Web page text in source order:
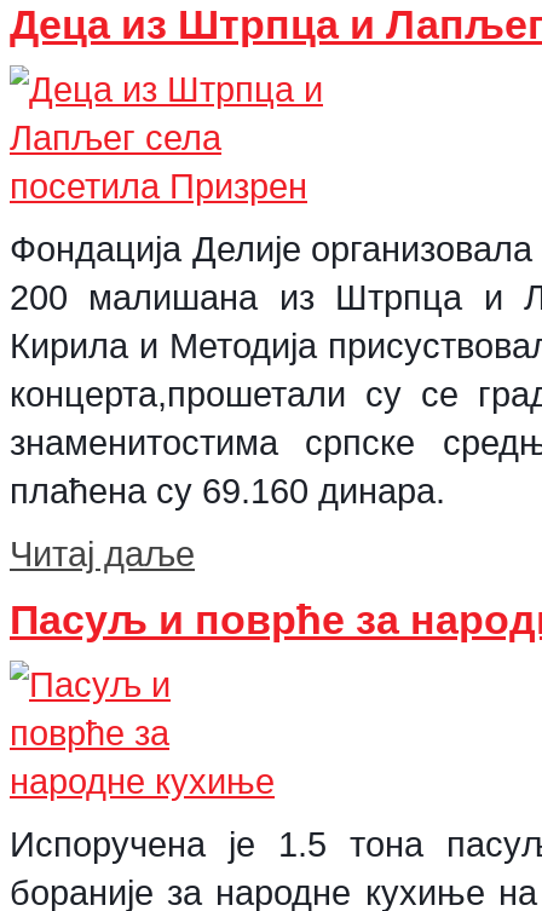
Деца из Штрпца и
Фондација Делије
200 малишана из Штрпца и
Кирила и Методија
концерта,прошетали су се
знаменитостима српске
плаћена су 69.160 динара.
Читај даље
Пасуљ и поврће за
Испоручена је 1.5 тона
бораније за народне кухиње